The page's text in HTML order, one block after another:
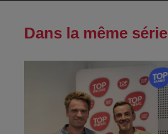
Dans la même série